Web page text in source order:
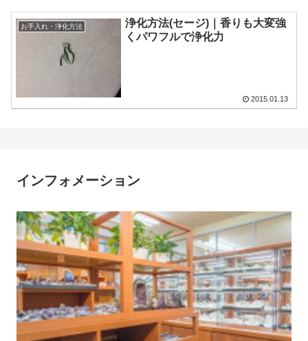
お手入れ・浄化方法
浄化方法(セージ)｜香りも大変強
くパワフルで浄化力
2015.01.13
インフォメーション